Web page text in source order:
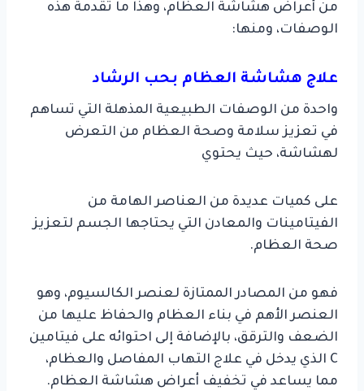
من أعراض هشاشة العظام، وهذا ما تقدمة هذه
الوصفات، ومنها:
علاج هشاشة العظام بحب الرشاد
واحدة من الوصفات الطبيعية المذهلة التي تساهم
في تعزيز سلامة وصحة العظام من التعرض
لهشاشة، حيث يحتوي
على كميات عديدة من العناصر الهامة من
الفيتامينات والمعادن التي يحتاجها الجسم لتعزيز
صحة العظام.
فهو من المصادر الممتازة لعنصر الكالسيوم، وهو
العنصر الأهم في بناء العظام والحفاظ عليها من
الضعف والترقق، بالإضافة إلى احتوائه على فيتامين
C الذي يدخل في علاج التهاب المفاصل والعظام،
مما يساعد في تخفيف أعراض هشاشة العظام.